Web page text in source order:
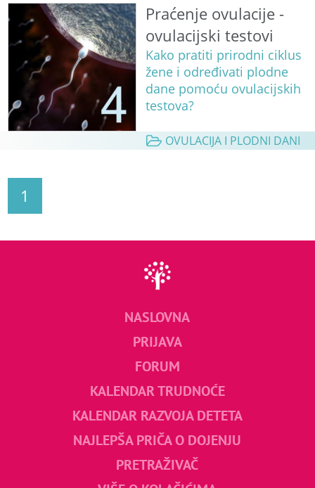
Praćenje ovulacije -
ovulacijski testovi
Kako pratiti prirodni ciklus
žene i određivati plodne
dane pomoću ovulacijskih
testova?
OVULACIJA I PLODNI DANI
1
NASLOVNA
PRIJAVA
FORUM
KALENDAR TRUDNOĆE
KALENDAR RAZVOJA DETETA
NAJLEPŠA PRIČA O DOJENJU
PRETRAŽIVAČ